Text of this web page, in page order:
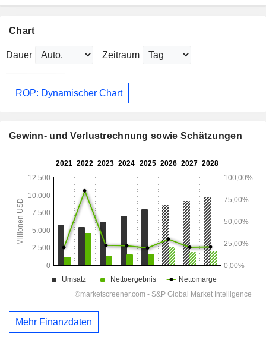
Chart
Dauer Zeitraum
ROP: Dynamischer Chart
Gewinn- und Verlustrechnung sowie Schätzungen
Mehr Finanzdaten